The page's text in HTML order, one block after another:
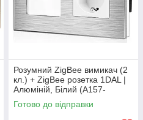
Розумний ZigBee вимикач (2
кл.) + ZigBee розетка 1DAL |
Алюміній, Білий (A157-
GSW2G.ZB-ST.ZB.WT)
Готово до відправки